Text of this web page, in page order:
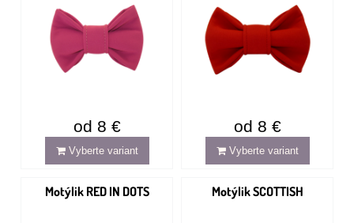
od 8 €
Vyberte variant
od 8 €
Vyberte variant
Motýlik RED IN DOTS Motýlik SCOTTISH